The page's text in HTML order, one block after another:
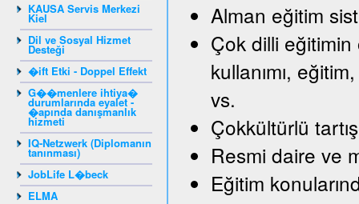
KAUSA Servis Merkezi
Kiel
Dil ve Sosyal Hizmet
Desteği
�ift Etki - Doppel Effekt
G��menlere ihtiya�
durumlarında eyalet -
�apında danışmanlık
hizmeti
IQ-Netzwerk (Diplomanın
tanınması)
JobLife L�beck
ELMA
Alman eğitim
Çok dilli
kullanımı,
vs.
Çokkültürlü
Resmi daire ve
Eğitim